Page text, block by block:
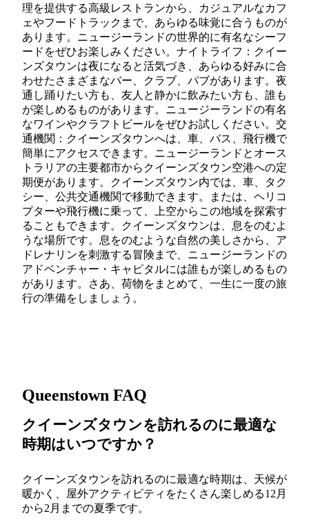
理を提供する高級レストランから、カジュアルなカフ
ェやフードトラックまで、あらゆる味覚に合うものが
あります。ニュージーランドの世界的に有名なシーフ
ードをぜひお楽しみください。ナイトライフ：クイー
ンズタウンは夜になると活気づき、あらゆる好みに合
わせたさまざまなバー、クラブ、パブがあります。夜
通し踊りたい方も、友人と静かに飲みたい方も、誰も
が楽しめるものがあります。ニュージーランドの有名
なワインやクラフトビールをぜひお試しください。交
通機関：クイーンズタウンへは、車、バス、飛行機で
簡単にアクセスできます。ニュージーランドとオース
トラリアの主要都市からクイーンズタウン空港への定
期便があります。クイーンズタウン内では、車、タク
シー、公共交通機関で移動できます。または、ヘリコ
プターや飛行機に乗って、上空からこの地域を探索す
ることもできます。クイーンズタウンは、息をのむよ
うな場所です。息をのむような自然の美しさから、ア
ドレナリンを刺激する冒険まで、ニュージーランドの
アドベンチャー・キャピタルには誰もが楽しめるもの
があります。さあ、荷物をまとめて、一生に一度の旅
行の準備をしましょう。
Queenstown FAQ
クイーンズタウンを訪れるのに最適な
時期はいつですか？
クイーンズタウンを訪れるのに最適な時期は、天候が
暖かく、屋外アクティビティをたくさん楽しめる12月
から2月までの夏季です。